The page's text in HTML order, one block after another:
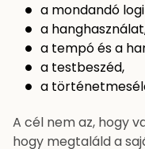
a mondandó
a
a tempó és a
a testbeszéd,
a
A cél nem az, hogy
hogy megtaláld a